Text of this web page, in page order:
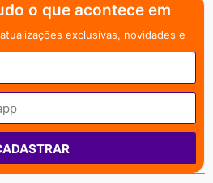
o que acontece em
exclusivas, novidades e